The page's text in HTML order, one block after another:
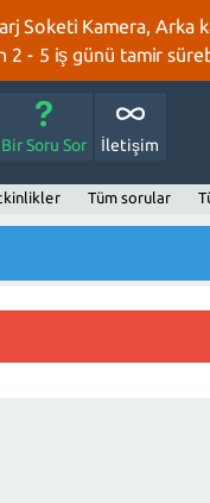
Kamera, Arka
2 - 5 iş günü tamir
Bir Soru Sor İletişim
Tüm sorular